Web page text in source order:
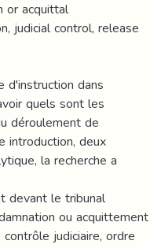
or acquittal
judicial control, release
d'instruction dans
quels sont les
déroulement de
introduction, deux
la recherche a
devant le tribunal
ou acquittement
judiciaire, ordre